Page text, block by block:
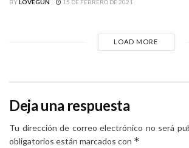
BYLOVEGUN 15 DE FEBRERO DE 2021
LOAD MORE
Deja una respuesta
Tu dirección de correo electrónico no será
obligatorios están marcados con *